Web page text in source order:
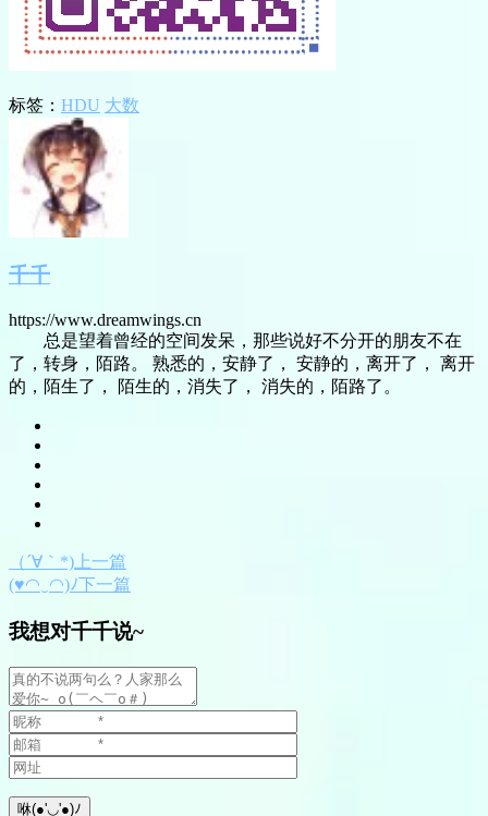
标签： HDU 大数
千千
https://www.dreamwings.cn
总是望着曾经的空间发呆，那些说好不分开的朋友不在
了，转身，陌路。 熟悉的，安静了， 安静的，离开了， 离开
的，陌生了， 陌生的，消失了， 消失的，陌路了。
（´∀｀*)上一篇
(♥◠‿◠)ﾉ下一篇
我想对千千说~